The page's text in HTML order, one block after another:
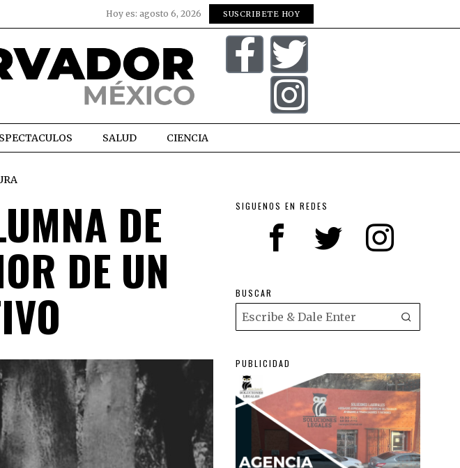
Hoy es: agosto 6, 2026 SUSCRIBETE HOY
SALUD CIENCIA
DE
DE UN
SIGUENOS EN REDES
BUSCAR
PUBLICIDAD